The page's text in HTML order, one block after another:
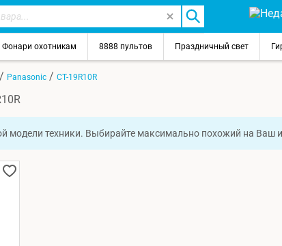
Фонари охотникам 8888 пультов Праздничный свет
/ Panasonic / CT-19R10R
модели техники. Выбирайте максимально похожий на Ваш